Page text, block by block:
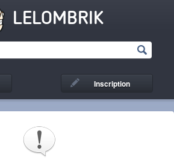
LELOMBRIK
Inscription